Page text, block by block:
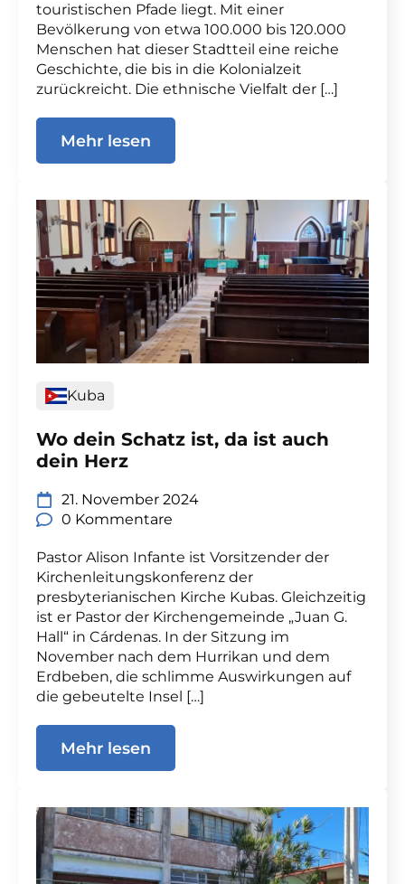
touristischen Pfade liegt. Mit einer
Bevölkerung von etwa 100.000 bis 120.000
Menschen hat dieser Stadtteil eine reiche
Geschichte, die bis in die Kolonialzeit
zurückreicht. Die ethnische Vielfalt der […]
Mehr lesen
Kuba
Wo dein Schatz ist, da ist auch
dein Herz
21. November 2024
0 Kommentare
Pastor Alison Infante ist Vorsitzender der
Kirchenleitungskonferenz der
presbyterianischen Kirche Kubas. Gleichzeitig
ist er Pastor der Kirchengemeinde „Juan G.
Hall“ in Cárdenas. In der Sitzung im
November nach dem Hurrikan und dem
Erdbeben, die schlimme Auswirkungen auf
die gebeutelte Insel […]
Mehr lesen